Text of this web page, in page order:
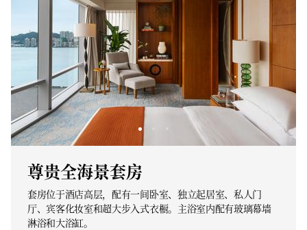
尊贵全海景套房
套房位于酒店高层，配有一间卧室、独立起居室、私人门
厅、宾客化妆室和超大步入式衣橱。主浴室内配有玻璃幕墙
淋浴和大浴缸。